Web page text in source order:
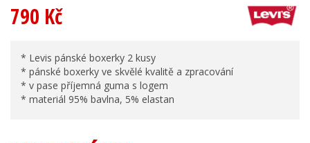
790 Kč
* Levis pánské boxerky 2 kusy
* pánské boxerky ve skvělé kvalitě a zpracování
* v pase příjemná guma s logem
* materiál 95% bavlna, 5% elastan